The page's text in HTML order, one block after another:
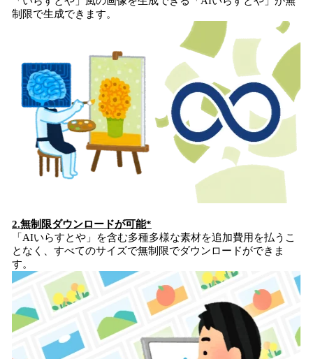
制限で生成できます。
2.無制限ダウンロードが可能*
「AIいらすとや」を含む多種多様な素材を追加費用を払うこ
となく、すべてのサイズで無制限でダウンロードができま
す。